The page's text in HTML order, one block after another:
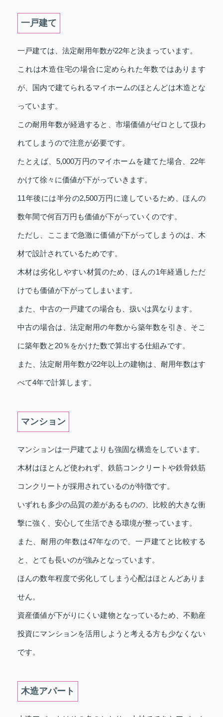
一戸建て
一戸建ては、法定耐用年数が22年と決まっています。
これは木造住宅の場合に定められた年数ではあります
が、国内で建てられるマイホームのほとんどは木造とな
っています。
この耐用年数が経過すると、市場価値がゼロとして扱わ
れてしまうので注意が必要です。
たとえば、5,000万円のマイホームを建てた場合、22年
かけて徐々に価値が下がっていきます。
11年後には半分の2,500万円に達しているため、ほんの
数年間で何百万円も価値が下がっていくのです。
ただし、ここまで急激に価値が下がってしまうのは、木
材で設計されているためです。
木材は劣化しやすい材質のため、ほんの1年経過しただ
けでも価値が下がってしまいます。
また、中古の一戸建ての場合も、扱いは異なります。
中古の場合は、法定耐用の年数から築年数を引き、そこ
に築年数と20％をかけた数で算出する仕組みです。
また、法定耐用年数が22年以上の建物は、耐用年数はす
べて4年で計算します。
マンション
マンションは一戸建てよりも強固な構造をしています。
木材はほとんど使われず、鉄筋コンクリートや鉄骨鉄筋
コンクリートが採用されているのが特徴です。
いずれも多少の品質の差があるものの、比較的大きな衝
撃に強く、安心して生活できる環境が整っています。
また、耐用の年数は47年なので、一戸建てと比較する
と、とても長いのが強みとなっています。
ほんの数年程度で劣化してしまう心配はほとんどありま
せん。
資産価値が下がりにくい建物となっているため、不動産
投資にマンションを活用しようと考える方も少なくない
です。
木造アパート